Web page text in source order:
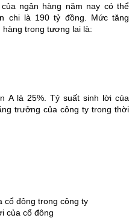
ngân hàng năm nay có thể
chi là 190 tỷ đồng. Mức tăng
trong tương lai là:
A là 25%. Tỷ suất sinh lời của
trưởng của công ty trong thời
cổ đông trong công ty
của cổ đông